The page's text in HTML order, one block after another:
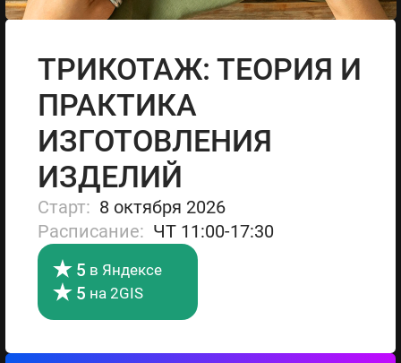
ТРИКОТАЖ: ТЕОРИЯ И
ПРАКТИКА
ИЗГОТОВЛЕНИЯ
ИЗДЕЛИЙ
Cтарт: 8 октября 2026
Расписание: ЧТ 11:00-17:30
5 в Яндексе
5 на 2GIS